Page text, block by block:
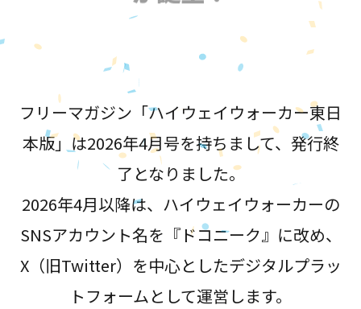
フリーマガジン「ハイウェイウォーカー東日
本版」は2026年4月号を持ちまして、発行終
了となりました。
2026年4月以降は、ハイウェイウォーカーの
SNSアカウント名を『ドコニーク』に改め、
X（旧Twitter）を中心としたデジタルプラッ
トフォームとして運営します。